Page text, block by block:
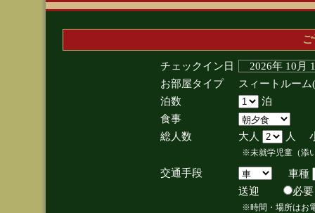
チェックイン日
2026年 10
お部屋タイプ
スィートルー
泊数
泊
食事
総人数
大人 人
※未就学児童（添
交通手段
車種
送迎
※時間・場所はお